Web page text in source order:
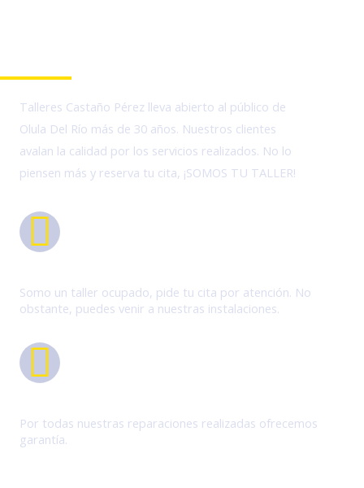
Talleres Castaño Pérez lleva abierto al público de
Olula Del Río más de 30 años. Nuestros clientes
avalan la calidad por los servicios realizados. No lo
piensen más y reserva tu cita, ¡SOMOS TU TALLER!
Somo un taller ocupado, pide tu cita por atención. No
obstante, puedes venir a nuestras instalaciones.
Por todas nuestras reparaciones realizadas ofrecemos
garantía.